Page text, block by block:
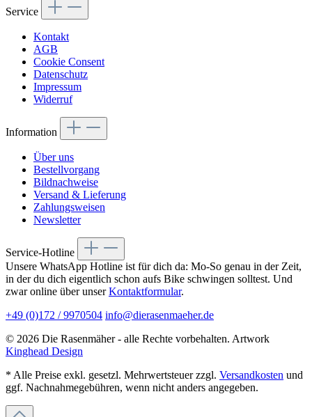
Service
Kontakt
AGB
Cookie Consent
Datenschutz
Impressum
Widerruf
Information
Über uns
Bestellvorgang
Bildnachweise
Versand & Lieferung
Zahlungsweisen
Newsletter
Service-Hotline
Unsere WhatsApp Hotline ist für dich da: Mo-So genau in der Zeit,
in der du dich eigentlich schon aufs Bike schwingen solltest. Und
zwar online über unserKontaktformular.
+49 (0)172 / 9970504 info@dierasenmaeher.de
© 2026 Die Rasenmäher - alle Rechte vorbehalten. Artwork
Kinghead Design
* Alle Preise exkl. gesetzl. Mehrwertsteuer zzgl. Versandkosten und
ggf. Nachnahmegebühren, wenn nicht anders angegeben.